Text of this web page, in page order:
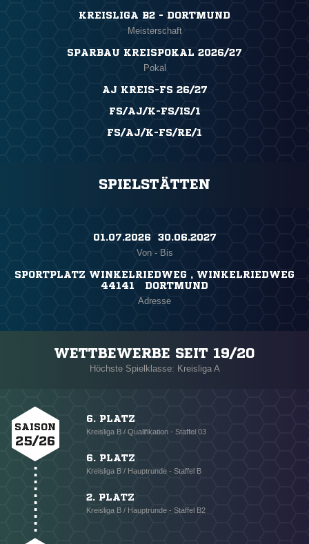
KREISLIGA B2 - DORTMUND
Meisterschaft
SPARBAU KREISPOKAL 2026/27
Pokal
AJ KREIS-FS 26/27
FS/AJ/K-FS/IS/1
FS/AJ/K-FS/RE/1
SPIELSTÄTTEN
01.07.2026 ​ 30.06.2027
Von - Bis
SPORTPLATZ WINKELRIEDWEG , WINKELRIEDWEG
44141 DORTMUND
Adresse
WETTBEWERBE SEIT 19/20
Höchste Spielklasse: Kreisliga A
SAISON
25/26
6. PLATZ
Kreisliga B / Qualifikation - Staffel 03
6. PLATZ
Kreisliga B / Hauptrunde - Staffel B
2. PLATZ
Kreisliga B / Hauptrunde - Staffel B2